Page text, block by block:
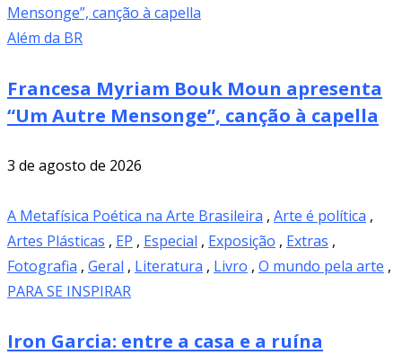
Além da BR
Francesa Myriam Bouk Moun apresenta
“Um Autre Mensonge”, canção à capella
3 de agosto de 2026
A Metafísica Poética na Arte Brasileira , Arte é política ,
Artes Plásticas , EP , Especial , Exposição , Extras ,
Fotografia , Geral , Literatura , Livro , O mundo pela arte ,
PARA SE INSPIRAR
Iron Garcia: entre a casa e a ruína